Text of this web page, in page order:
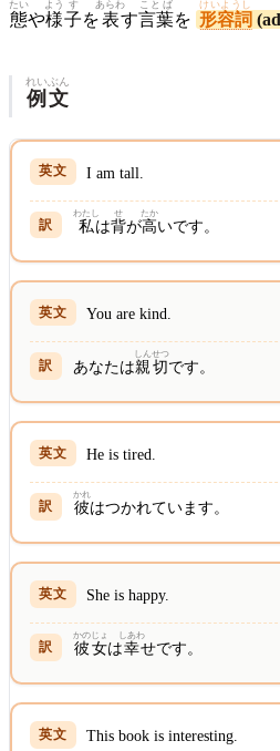
態
たい
や様
よう
子
す
を表
あらわ
す言葉
ことば
を 形容詞
けいようし
例文
れいぶん
I am tall.
私
わたし
は背
せ
が高
たか
いです。
You are kind.
あなたは親
しん
切
せつ
です。
He is tired.
彼
かれ
はつかれています。
She is happy.
彼女
かのじょ
は幸
しあわ
せです。
This book is interesting.